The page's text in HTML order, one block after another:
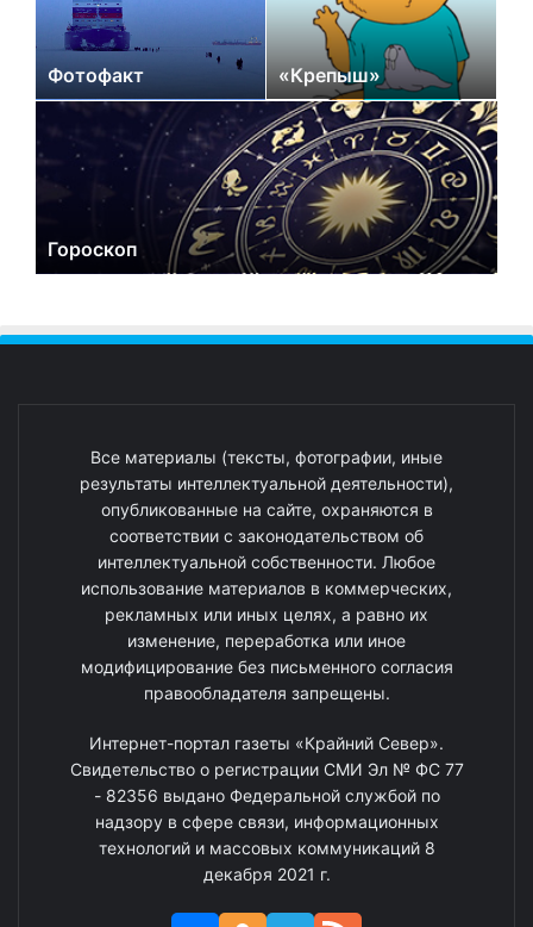
Фотофакт «Крепыш»
Гороскоп
Все материалы (тексты, фотографии, иные
результаты интеллектуальной деятельности),
опубликованные на сайте, охраняются в
соответствии с законодательством об
интеллектуальной собственности. Любое
использование материалов в коммерческих,
рекламных или иных целях, а равно их
изменение, переработка или иное
модифицирование без письменного согласия
правообладателя запрещены.
Интернет-портал газеты «Крайний Север».
Свидетельство о регистрации СМИ Эл № ФС 77
- 82356 выдано Федеральной службой по
надзору в сфере связи, информационных
технологий и массовых коммуникаций 8
декабря 2021 г.